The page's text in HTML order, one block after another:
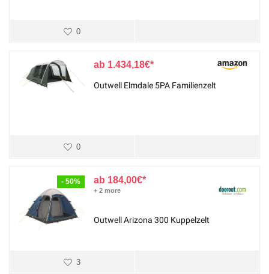
0
1.434,18€
Outwell Elmdale 5PA Familienzelt
0
- 50% 184,00€
+ 2 more
Outwell Arizona 300 Kuppelzelt
3